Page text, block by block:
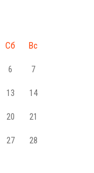
Сб Вс
6 7
13 14
20 21
27 28